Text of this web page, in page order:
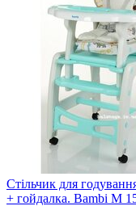
Стільчик для
+ гойдалка. Bambi M